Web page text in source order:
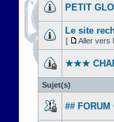
PETIT
Le site
[ Aller vers
★★★
Sujet(s)
## FORUM